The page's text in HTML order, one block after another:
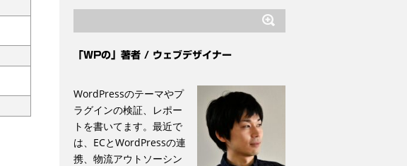
「WPの」著者 / ウェブデザイナー
WordPressのテーマやプ
ラグインの検証、レポー
トを書いてます。最近で
は、ECとWordPressの連
携、物流アウトソーシン